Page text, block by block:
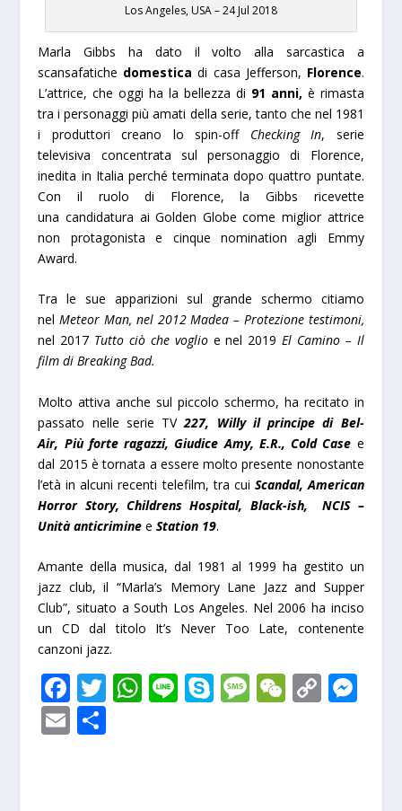
Los Angeles, USA – 24 Jul 2018
Marla Gibbs ha dato il volto alla sarcastica a
scansafatiche domestica di casa Jefferson, Florence.
L’attrice, che oggi ha la bellezza di 91 anni, è rimasta
tra i personaggi più amati della serie, tanto che nel 1981
i produttori creano lo spin-off Checking In, serie
televisiva concentrata sul personaggio di Florence,
inedita in Italia perché terminata dopo quattro puntate.
Con il ruolo di Florence, la Gibbs ricevette
una candidatura ai Golden Globe come miglior attrice
non protagonista e cinque nomination agli Emmy
Award.
Tra le sue apparizioni sul grande schermo citiamo
nelMeteor Man, nel 2012Madea – Protezione testimoni,
nel 2017 Tutto ciò che voglio e nel 2019 El Camino – Il
film di Breaking Bad.
Molto attiva anche sul piccolo schermo, ha recitato in
passato nelle serie TV227, Willy il principe di Bel-
Air, Più forte ragazzi, Giudice Amy, E.R., Cold Case e
dal 2015 è tornata a essere molto presente nonostante
l’età in alcuni recenti telefilm, tra cui Scandal, American
Horror Story, Childrens Hospital, Black-ish, NCIS –
Unità anticrimine eStation 19.
Amante della musica, dal 1981 al 1999 ha gestito un
jazz club, il “Marla’s Memory Lane Jazz and Supper
Club”, situato a South Los Angeles. Nel 2006 ha inciso
un CD dal titolo It’s Never Too Late, contenente
canzoni jazz.
F
ac
e
T W Li S M W C
E